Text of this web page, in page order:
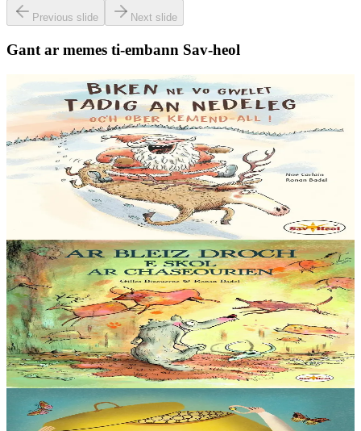
Previous slide Next slide
Gant ar memes ti-embann Sav-heol
6 vloaz hag ouzhpenn
Sav-heol
Biken ne vo gwelet Tadig an Nedeleg oc'h ober
kemend-all !
Biken ne vo gwelet Tadig an Nedeleg oc'h ober kemend-all ! Biken
ne gaso profoù Nedeleg d’ar vugale da Bask. Biken ne zebro ar
gwastilli chomet war-lerc’h ar...
5 bloaz hag ouzhpenn
Sav-heol
Ar bleiz droch e skol ar chaseourien
Emgav en deus ar Bleiz Droch hiziv gant ar chaseour brudet Krog-
e-barzh. Gant alioù fur ar chaseour meur eo sur d’ober berzh. N’eus
nemet derc’hel soñj : ar fri...
Er stok13,00 €
6 vloaz hag ouzhpenn
Sav-heol